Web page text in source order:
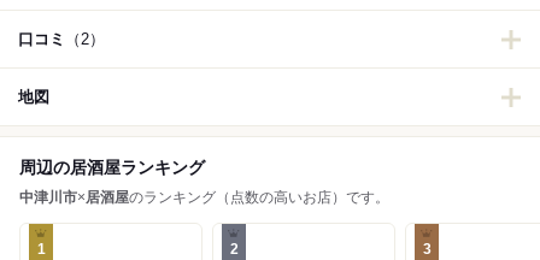
口コミ （2）
地図
周辺の居酒屋ランキング
中津川市×居酒屋のランキング（点数の高いお店）です。
1 2 3